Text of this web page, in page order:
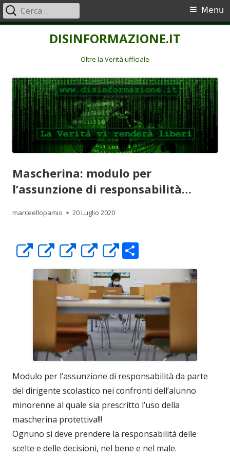
DISINFORMAZIONE.IT
Oltre la Verità ufficiale
Menu
principale
Menu
Ricerca
per:
Mascherina: modulo per
l’assunzione di responsabilità…
Autore
marceellopamio Pubblicato
20 Luglio 2020
Apre
in
una
nuova
finestra
Apre
in
una
nuova
finestra
Apre
in
una
nuova
finestra
Apre
in
una
nuova
finestra
Apre
in
una
nuova
finestra
o
n
di
vi
di
Modulo per l’assunzione di responsabilità da parte
del dirigente scolastico nei confronti dell’alunno
minorenne al quale sia prescritto l’uso della
mascherina protettiva!!!
Ognuno si deve prendere la responsabilità delle
scelte e delle decisioni, nel bene e nel male.